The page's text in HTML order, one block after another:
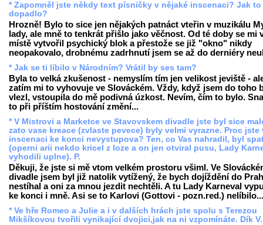
* Zapomněl jste někdy text písničky v nějaké inscenaci? Jak to
dopadlo?
Hrozně! Bylo to sice jen nějakých patnáct vteřin v muzikálu
lady, ale mně to tenkrát přišlo jako věčnost. Od té doby se mi
místě vytvořil psychický blok a přestože se již "okno" nikdy
neopakovalo, drobnému zadrhnutí jsem se až do derniéry
* Jak se ti líbilo v Národním? Vrátil by ses tam?
Byla to velká zkušenost - nemyslím tím jen velikost jeviště -
zatím mi to vyhovuje ve Slováckém. Vždy, když jsem do toho
vlezl, vstoupila do mě podivná úzkost. Nevím, čím to bylo.
to při příštím hostování změní...
* V Mistrovi a Marketce ve Stavovskem divadle jste byl sice
zato vase kreace (zvlaste pevece) byly velmi vyrazne. Proc jste
inscenaci ke konci nevystupova? Ten, co Vas nahradil, byl
(operni arii nekdo kricel z loze a on jen otviral pusu, Lady
vyhodili uplne). P.
Děkuji, že jste si mě vtom velkém prostoru všiml. Ve
divadle jsem byl již natolik vytížený, že bych dojíždění do
nestíhal a oni za mnou jezdit nechtěli. A tu Lady Karneval
ke konci i mně. Asi se to Karlovi (Gottovi - pozn.red.) nelíbilo...
* Ve hře Romeo a Julie a i v dalších hrách jste spolu s Terezou
Mikšíkovou tvořili vynikající dvojici,jak na ni vzpomínáte. Dík V.